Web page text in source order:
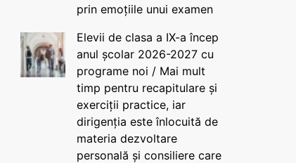
prin emoțiile unui examen
Elevii de clasa a IX-a încep
anul școlar 2026-2027 cu
programe noi / Mai mult
timp pentru recapitulare și
exerciții practice, iar
dirigenția este înlocuită de
materia dezvoltare
personală și consiliere care